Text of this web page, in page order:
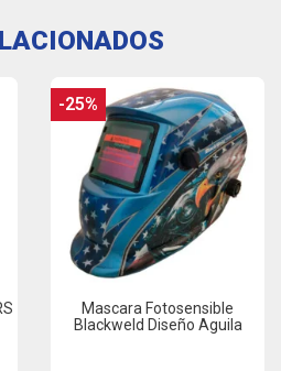
Mascara Fotosensible
Blackweld Diseño Aguila
-25%